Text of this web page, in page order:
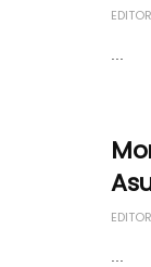
...
...